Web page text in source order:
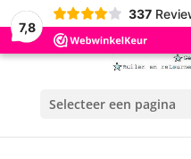
7,8
337
Selecteer een pagina